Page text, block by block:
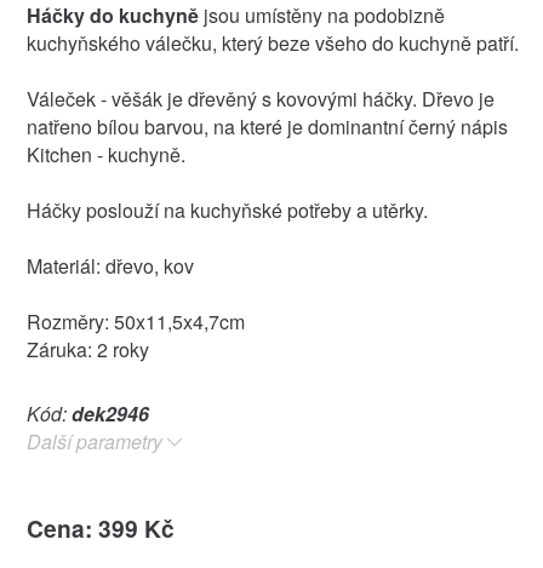
Háčky do kuchynějsou umístěny na podobizně
kuchyňského válečku, který beze všeho do kuchyně patří.
Váleček - věšák je dřevěný s kovovými háčky. Dřevo je
natřeno bílou barvou, na které je dominantní černý nápis
Kitchen - kuchyně.
Háčky poslouží na kuchyňské potřeby a utěrky.
Materiál: dřevo, kov
Rozměry: 50x11,5x4,7cm
Záruka: 2 roky
Kód:dek2946
Další parametry
Cena: 399 Kč